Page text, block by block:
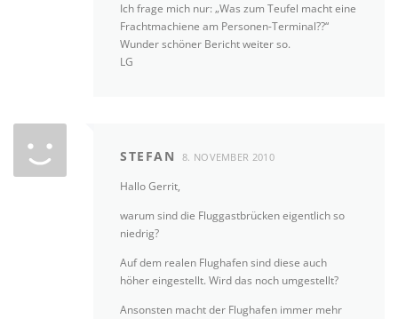
Ich frage mich nur: „Was zum Teufel macht eine
Frachtmachiene am Personen-Terminal??“
Wunder schöner Bericht weiter so.
LG
STEFAN 8. NOVEMBER 2010
Hallo Gerrit,
warum sind die Fluggastbrücken eigentlich so
niedrig?
Auf dem realen Flughafen sind diese auch
höher eingestellt. Wird das noch umgestellt?
Ansonsten macht der Flughafen immer mehr